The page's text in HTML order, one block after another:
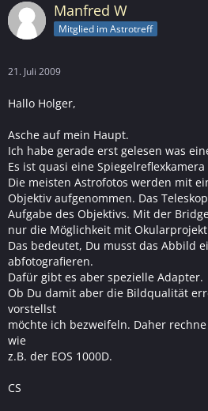
Manfred W
Mitglied im Astrotreff
21. Juli 2009
Hallo Holger,
Asche auf mein Haupt.
Ich habe gerade erst gelesen was
Es ist quasi eine
Die meisten Astrofotos werden mit
Objektiv aufgenommen. Das
Aufgabe des Objektivs. Mit der
nur die Möglichkeit mit
Das bedeutet, Du musst das Abbild
abfotografieren.
Dafür gibt es aber spezielle Adapter.
Ob Du damit aber die Bildqualität
vorstellst
möchte ich bezweifeln. Daher
wie
z.B. der EOS 1000D.
CS